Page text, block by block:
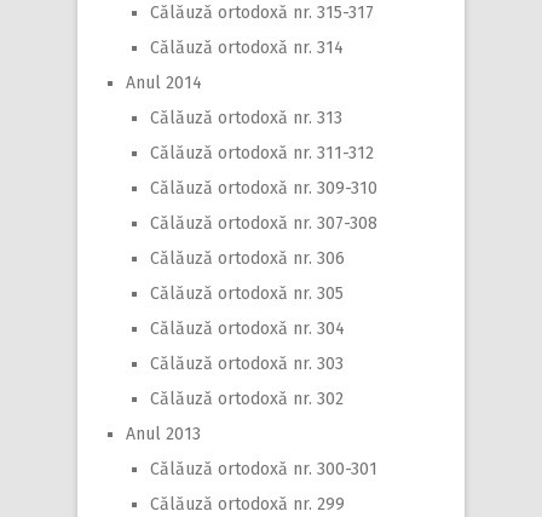
Călăuză ortodoxă nr. 315-317
Călăuză ortodoxă nr. 314
Anul 2014
Călăuză ortodoxă nr. 313
Călăuză ortodoxă nr. 311-312
Călăuză ortodoxă nr. 309-310
Călăuză ortodoxă nr. 307-308
Călăuză ortodoxă nr. 306
Călăuză ortodoxă nr. 305
Călăuză ortodoxă nr. 304
Călăuză ortodoxă nr. 303
Călăuză ortodoxă nr. 302
Anul 2013
Călăuză ortodoxă nr. 300-301
Călăuză ortodoxă nr. 299